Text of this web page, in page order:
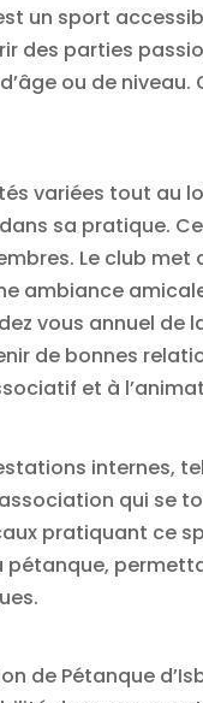
un sport
des parties
ou de
variées tout au
sa pratique.
Le club
ambiance
vous annuel
de bonnes
et à
internes,
qui se
pratiquant ce
de Pétanque